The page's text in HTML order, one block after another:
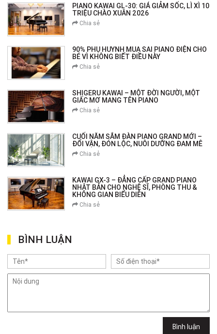
PIANO KAWAI GL-30: GIÁ GIẢM SỐC, LÌ XÌ 10
TRIỆU CHÀO XUÂN 2026
Chia sẻ
90% PHỤ HUYNH MUA SAI PIANO ĐIỆN CHO
BÉ VÌ KHÔNG BIẾT ĐIỀU NÀY
Chia sẻ
SHIGERU KAWAI – MỘT ĐỜI NGƯỜI, MỘT
GIẤC MƠ MANG TÊN PIANO
Chia sẻ
CUỐI NĂM SẮM ĐÀN PIANO GRAND MỚI –
ĐỔI VẬN, ĐÓN LỘC, NUÔI DƯỠNG ĐAM MÊ
Chia sẻ
KAWAI GX-3 – ĐẲNG CẤP GRAND PIANO
NHẬT BẢN CHO NGHỆ SĨ, PHÒNG THU &
KHÔNG GIAN BIỂU DIỄN
Chia sẻ
BÌNH LUẬN
Bình luận